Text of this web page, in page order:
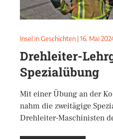
Insel in Geschichten | 16. Mai
Drehleiter-
Spezialübung
Mit einer Übung an der
nahm die zweitägige
Drehleiter-Maschinisten